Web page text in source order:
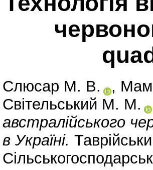
Слюсар М. В. ,
Світельський М. М.
австралійського
в Україні.